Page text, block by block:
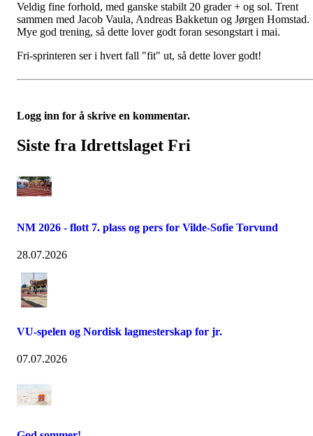
Veldig fine forhold, med ganske stabilt 20 grader + og sol. Trent
sammen med Jacob Vaula, Andreas Bakketun og Jørgen Homstad.
Mye god trening, så dette lover godt foran sesongstart i mai.
Fri-sprinteren ser i hvert fall "fit" ut, så dette lover godt!
Logg inn for å skrive en kommentar.
Siste fra Idrettslaget Fri
NM 2026 - flott 7. plass og pers for Vilde-Sofie Torvund
28.07.2026
VU-spelen og Nordisk lagmesterskap for jr.
07.07.2026